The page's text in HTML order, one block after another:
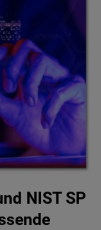
NIST SP